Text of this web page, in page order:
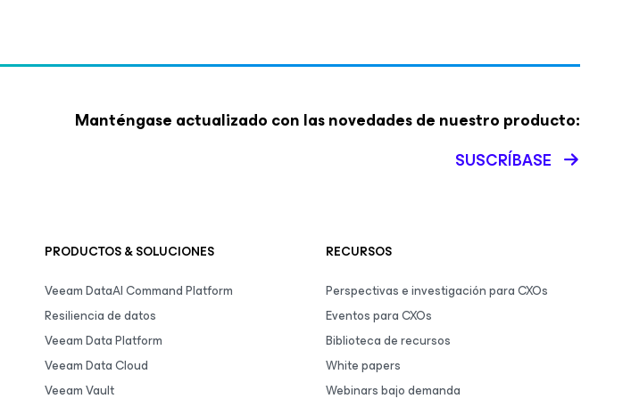
Manténgase actualizado con las novedades de nuestro producto:
SUSCRÍBASE
PRODUCTOS & SOLUCIONES
Veeam DataAI Command Platform
Resiliencia de datos
Veeam Data Platform
Veeam Data Cloud
Veeam Vault
RECURSOS
Perspectivas e investigación para CXOs
Eventos para CXOs
Biblioteca de recursos
White papers
Webinars bajo demanda